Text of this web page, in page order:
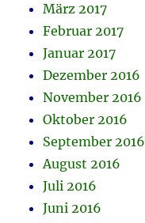
März 2017
Februar 2017
Januar 2017
Dezember 2016
November 2016
Oktober 2016
September 2016
August 2016
Juli 2016
Juni 2016